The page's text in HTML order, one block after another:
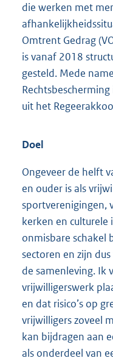
die werken met
Omtrent Gedrag
is vanaf 2018
gesteld. Mede
uit het
Doel
Ongeveer de helft
en ouder is als
sportverenigingen,
kerken en culturele
onmisbare schakel
sectoren en zijn
de samenleving. Ik
vrijwilligerswerk
en dat risico’s op
vrijwilligers zoveel
kan bijdragen aan
als onderdeel van